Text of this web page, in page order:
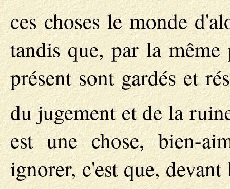
ces choses le monde
tandis que, par la
présent sont gardés et
du jugement et de la
est une chose, bien-
ignorer, c'est que,